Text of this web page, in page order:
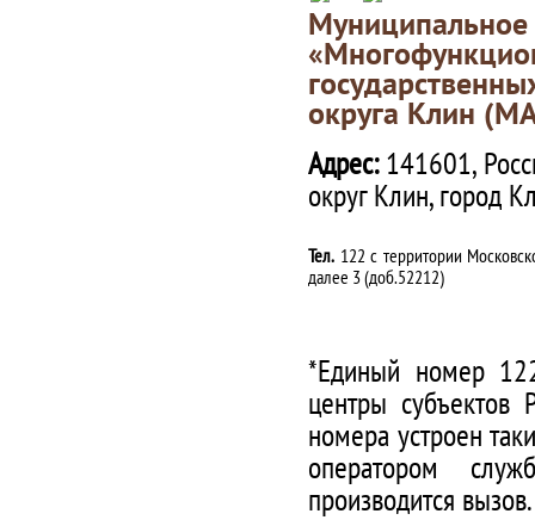
округа Клин
Адрес:141601,
округ Клин, город
Тел. 122 с территории
далее 3 (доб.52212)
*Единый номер
центры субъектов
номера устроен
оператором
производится вызов.